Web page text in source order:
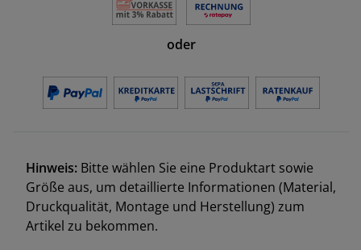
oder
Hinweis: Bitte wählen Sie eine Produktart sowie
Größe aus, um detaillierte Informationen (Material,
Druckqualität, Montage und Herstellung) zum
Artikel zu bekommen.